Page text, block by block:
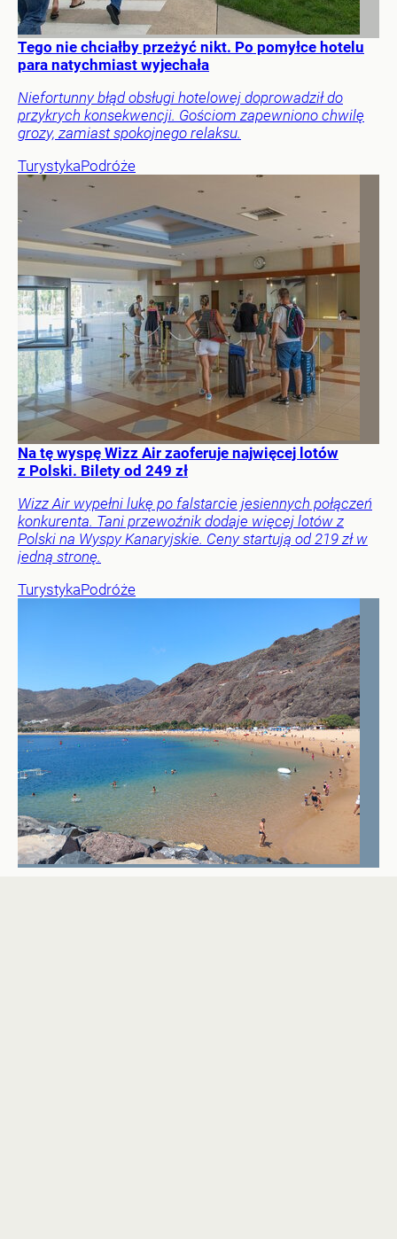
Tego nie chciałby przeżyć nikt. Po pomyłce hotelu
para natychmiast wyjechała
Niefortunny błąd obsługi hotelowej doprowadził do
przykrych konsekwencji. Gościom zapewniono chwilę
grozy, zamiast spokojnego relaksu.
TurystykaPodróże
Na tę wyspę Wizz Air zaoferuje najwięcej lotów
z Polski. Bilety od 249 zł
Wizz Air wypełni lukę po falstarcie jesiennych połączeń
konkurenta. Tani przewoźnik dodaje więcej lotów z
Polski na Wyspy Kanaryjskie. Ceny startują od 219 zł w
jedną stronę.
TurystykaPodróże